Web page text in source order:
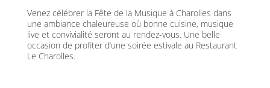
Venez célébrer la Fête de la Musique à Charolles dans
une ambiance chaleureuse où bonne cuisine, musique
live et convivialité seront au rendez-vous. Une belle
occasion de profiter d’une soirée estivale au Restaurant
Le Charolles.